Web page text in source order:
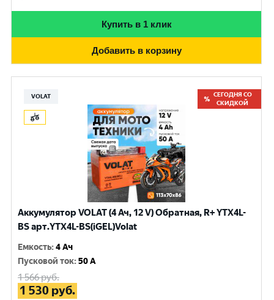
Купить в 1 клик
Добавить в корзину
VOLAT
СЕГОДНЯ СО
СКИДКОЙ
Аккумулятор VOLAT (4 Ач, 12 V) Обратная, R+ YTX4L-
BS арт.YTX4L-BS(iGEL)Volat
Емкость:4 Ач
Пусковой ток:50 A
1 566руб.
1 530 руб.